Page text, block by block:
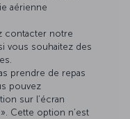
aérienne
contacter notre
vous souhaitez des
prendre de repas
pouvez
sur l’écran
Cette option n’est